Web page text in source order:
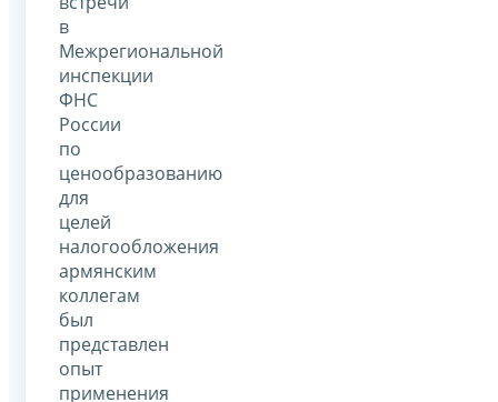
в
Межрегиональной
инспекции
ФНС
России
по
ценообразованию
для
целей
налогообложения
армянским
коллегам
был
представлен
опыт
применения